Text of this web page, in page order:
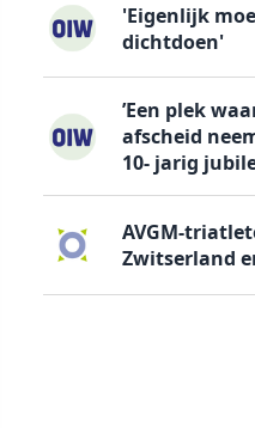
'Eigenlijk
dichtdoen'
’Een plek
afscheid
10- jarig
AVGM-
Zwitserland